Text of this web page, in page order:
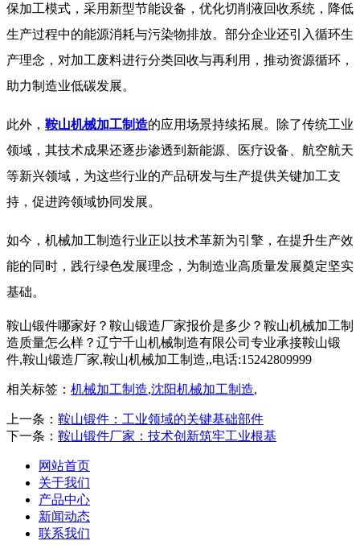
保加工模式，采用新型节能设备，优化切削液回收系统，降低
生产过程中的能源消耗与污染物排放。部分企业还引入循环生
产理念，对加工废料进行分类回收与再利用，推动资源循环，
助力制造业低碳发展。
​ 此外， 鞍山机械加工制造的应用场景持续拓展。除了传统工业
领域，其技术成果还逐步渗透到新能源、医疗设备、航空航天
等新兴领域，为这些行业的产品研发与生产提供关键加工支
持，促进跨领域协同发展。​
如今，机械加工制造行业正以技术革新为引擎，在提升生产效
能的同时，践行绿色发展理念，为制造业高质量发展奠定坚实
基础。​
鞍山锻件哪家好？鞍山锻造厂家报价是多少？鞍山机械加工制
造质量怎么样？辽宁千山机械制造有限公司专业承接鞍山锻
件,鞍山锻造厂家,鞍山机械加工制造,,电话:15242809999
相关标签： 机械加工制造,沈阳机械加工制造,
上一条： 鞍山锻件：工业领域的关键基础部件
下一条： 鞍山锻件厂家：技术创新筑牢工业根基
网站首页
关于我们
产品中心
新闻动态
联系我们